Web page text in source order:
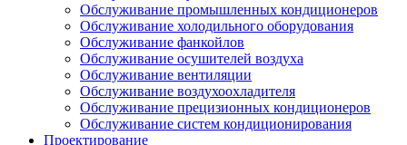
Обслуживание промышленных кондиционеров
Обслуживание холодильного оборудования
Обслуживание фанкойлов
Обслуживание осушителей воздуха
Обслуживание вентиляции
Обслуживание воздухоохладителя
Обслуживание прецизионных кондиционеров
Обслуживание систем кондиционирования
Проектирование